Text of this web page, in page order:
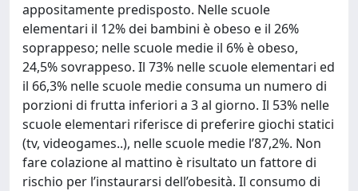
appositamente predisposto. Nelle scuole
elementari il 12% dei bambini è obeso e il 26%
soprappeso; nelle scuole medie il 6% è obeso,
24,5% sovrappeso. Il 73% nelle scuole elementari ed
il 66,3% nelle scuole medie consuma un numero di
porzioni di frutta inferiori a 3 al giorno. Il 53% nelle
scuole elementari riferisce di preferire giochi statici
(tv, videogames..), nelle scuole medie l’87,2%. Non
fare colazione al mattino è risultato un fattore di
rischio per l’instaurarsi dell’obesità. Il consumo di